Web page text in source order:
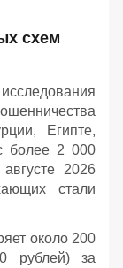
схем
Египте,
более 2 000
2026
стали
около 200
рублей) за